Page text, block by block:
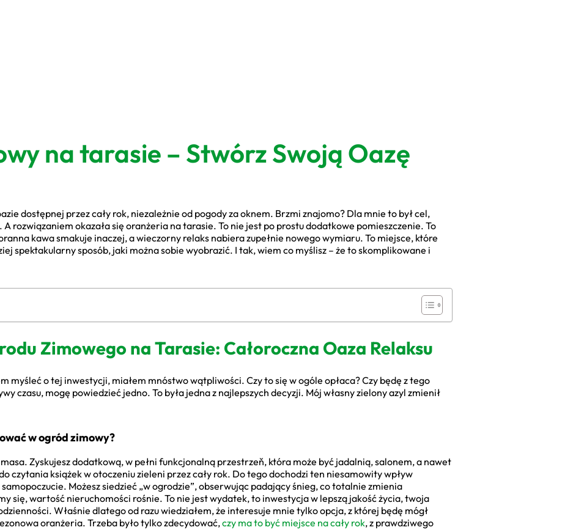
na tarasie – Stwórz Swoją Oazę
dostępnej przez cały rok, niezależnie od pogody za oknem. Brzmi znajomo? Dla mnie to był cel,
A rozwiązaniem okazała się oranżeria na tarasie. To nie jest po prostu dodatkowe pomieszczenie. To
kawa smakuje inaczej, a wieczorny relaks nabiera zupełnie nowego wymiaru. To miejsce, które
spektakularny sposób, jaki można sobie wyobrazić. I tak, wiem co myślisz – że to skomplikowane i
Zimowego na Tarasie: Całoroczna Oaza Relaksu
myśleć o tej inwestycji, miałem mnóstwo wątpliwości. Czy to się w ogóle opłaca? Czy będę z tego
czasu, mogę powiedzieć jedno. To była jedna z najlepszych decyzji. Mój własny zielony azyl zmienił
w ogród zimowy?
Zyskujesz dodatkową, w pełni funkcjonalną przestrzeň, która może być jadalnią, salonem, a nawet
czytania książek w otoczeniu zieleni przez cały rok. Do tego dochodzi ten niesamowity wpływ
Możesz siedzieć „w ogrodzie”, obserwując padający śnieg, co totalnie zmienia
się, wartość nieruchomości rośnie. To nie jest wydatek, to inwestycja w lepszą jakość życia, twoja
Właśnie dlatego od razu wiedziałem, że interesuje mnie tylko opcja, z której będę mógł
oranżeria. Trzeba było tylko zdecydować,czy ma to być miejsce na cały rok, z prawdziwego